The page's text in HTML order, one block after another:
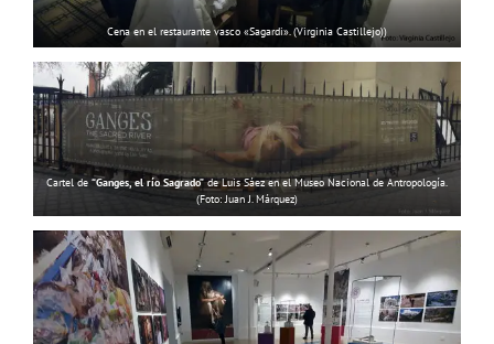
Cena en el restaurante vasco «Sagardi». (Virginia Castillejo))
Cartel de “Ganges, el río Sagrado”de Luis Sáez en el Museo Nacional de Antropología.
(Foto: Juan J. Márquez)